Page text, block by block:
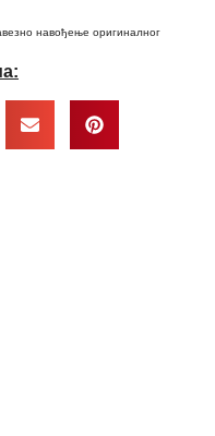
навођење оригиналног